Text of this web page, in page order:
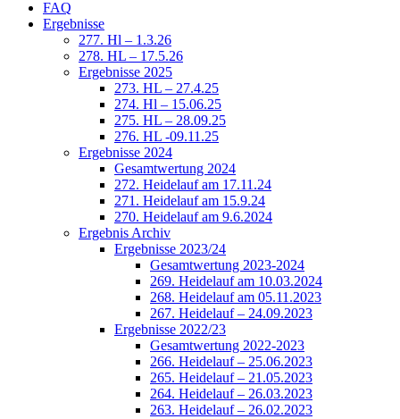
FAQ
Ergebnisse
277. Hl – 1.3.26
278. HL – 17.5.26
Ergebnisse 2025
273. HL – 27.4.25
274. Hl – 15.06.25
275. HL – 28.09.25
276. HL -09.11.25
Ergebnisse 2024
Gesamtwertung 2024
272. Heidelauf am 17.11.24
271. Heidelauf am 15.9.24
270. Heidelauf am 9.6.2024
Ergebnis Archiv
Ergebnisse 2023/24
Gesamtwertung 2023-2024
269. Heidelauf am 10.03.2024
268. Heidelauf am 05.11.2023
267. Heidelauf – 24.09.2023
Ergebnisse 2022/23
Gesamtwertung 2022-2023
266. Heidelauf – 25.06.2023
265. Heidelauf – 21.05.2023
264. Heidelauf – 26.03.2023
263. Heidelauf – 26.02.2023